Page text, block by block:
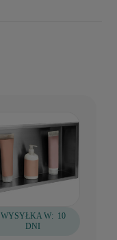
WYSYŁKA W: 10
DNI